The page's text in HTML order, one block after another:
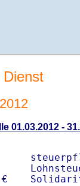
01.03.2012 -